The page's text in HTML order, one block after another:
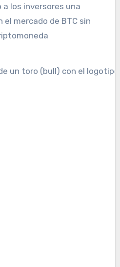
los inversores una
mercado de BTC sin